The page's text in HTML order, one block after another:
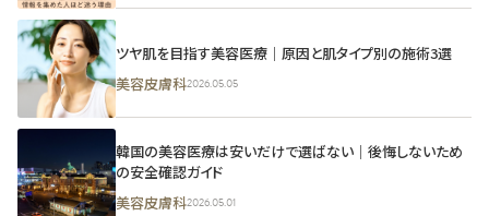
ツヤ肌を目指す美容医療｜原因と肌タイプ別の施術3選
美容皮膚科2026.05.05
韓国の美容医療は安いだけで選ばない｜後悔しないため
の安全確認ガイド
美容皮膚科2026.05.01